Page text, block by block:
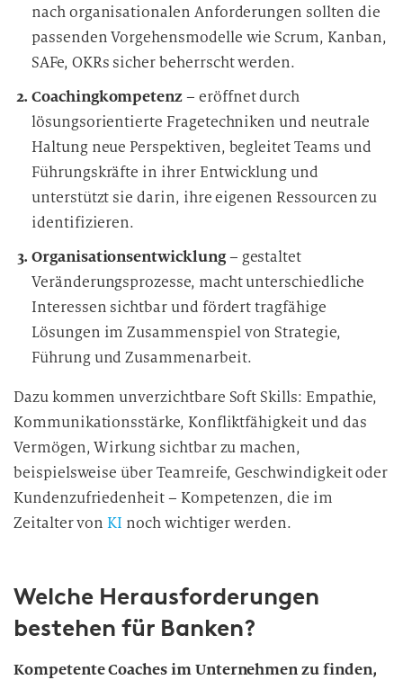
nach organisationalen Anforderungen sollten die
passenden Vorgehensmodelle wie Scrum, Kanban,
SAFe, OKRs sicher beherrscht werden.
Coachingkompetenz– eröffnet durch
lösungsorientierte Fragetechniken und neutrale
Haltung neue Perspektiven, begleitet Teams und
Führungskräfte in ihrer Entwicklung und
unterstützt sie darin, ihre eigenen Ressourcen zu
identifizieren.
Organisationsentwicklung– gestaltet
Veränderungsprozesse, macht unterschiedliche
Interessen sichtbar und fördert tragfähige
Lösungen im Zusammenspiel von Strategie,
Führung und Zusammenarbeit.
Dazu kommen unverzichtbare Soft Skills: Empathie,
Kommunikationsstärke, Konfliktfähigkeit und das
Vermögen, Wirkung sichtbar zu machen,
beispielsweise über Teamreife, Geschwindigkeit oder
Kundenzufriedenheit – Kompetenzen, die im
Zeitalter vonKI noch wichtiger werden.
Welche Herausforderungen
bestehen für Banken?
Kompetente Coaches im Unternehmen zu finden,